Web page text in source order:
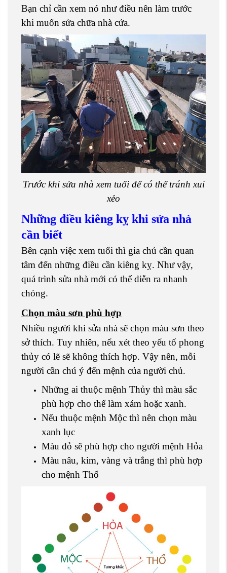
Bạn chỉ cần xem nó như điều nên làm trước
khi muốn sửa chữa nhà cửa.
Trước khi sửa nhà xem tuổi để có thể tránh xui
xẻo
Những điều kiêng kỵ khi sửa nhà
cần biết
Bên cạnh việc xem tuổi thì gia chủ cần quan
tâm đến những điều cần kiêng kỵ. Như vậy,
quá trình sửa nhà mới có thể diễn ra nhanh
chóng.
Chọn màu sơn phù hợp
Nhiều người khi sửa nhà sẽ chọn màu sơn theo
sở thích. Tuy nhiên, nếu xét theo yếu tố phong
thủy có lẽ sẽ không thích hợp. Vậy nên, mỗi
người cần chú ý đến mệnh của người chủ.
Những ai thuộc mệnh Thủy thì màu sắc
phù hợp cho thể làm xám hoặc xanh.
Nếu thuộc mệnh Mộc thì nên chọn màu
xanh lục
Màu đỏ sẽ phù hợp cho người mệnh Hỏa
Màu nâu, kim, vàng và trắng thì phù hợp
cho mệnh Thổ